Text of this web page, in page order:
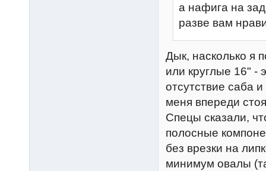
а нафига на
разве вам
Дык, насколько я
или круглые 16" -
отсутствие саба
меня впереди
Спецы сказали,
полосные
без врезки на
минимум овалы